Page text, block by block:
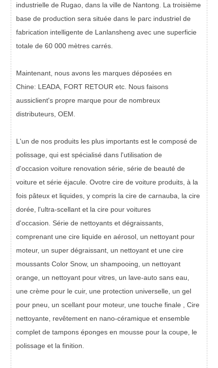
industrielle de Rugao, dans la ville de Nantong. La troisième
base de production sera située dans le parc industriel de
fabrication intelligente de Lanlansheng avec une superficie
totale de 60 000 mètres carrés.
Maintenant, nous avons les marques déposées en
Chine: LEADA, FORT RETOUR etc . Nous faisons
aussiclient's propre marque pour de nombreux
distributeurs, OEM.
L'un de nos produits les plus importants est le composé de
polissage, qui est spécialisé dans l'utilisation de
d'occasion voiture renovation série, série de beauté de
voiture et série éjacule.Ovotre cire de voiture produits, à la
fois pâteux et liquides , y compris la cire de carnauba, la cire
dorée, l'ultra-scellant et la cire pour voitures
d'occasion.
Série de nettoyants et dégraissants,
comprenant une cire liquide en aérosol, un nettoyant pour
moteur, un super dégraissant, un nettoyant et une cire
moussants Color Snow, un shampooing, un nettoyant
orange, un nettoyant pour vitres, un lave-auto sans eau,
une crème pour le cuir, une protection universelle, un gel
pour pneu, un scellant pour moteur, une touche finale , Cire
nettoyante, revêtement en nano-céramique et ensemble
complet de tampons éponges en mousse pour la coupe, le
polissage et la finition.